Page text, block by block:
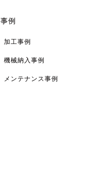
事例
加工事例
機械納入事例
メンテナンス事例